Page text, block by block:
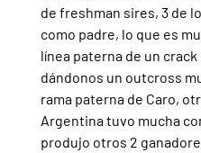
de freshman sires, 3 de
como padre, lo que es
línea paterna de un
dándonos un outcross
rama paterna de Caro,
Argentina tuvo mucha
produjo otros 2